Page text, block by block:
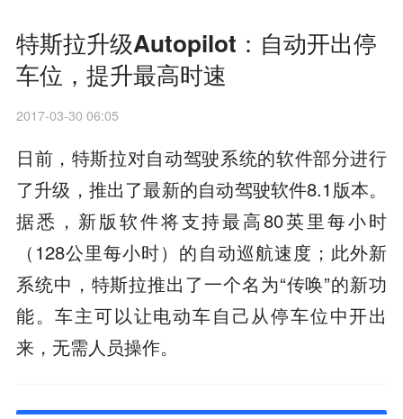
特斯拉升级Autopilot：自动开出停
车位，提升最高时速
2017-03-30 06:05
日前，特斯拉对自动驾驶系统的软件部分进行
了升级，推出了最新的自动驾驶软件8.1版本。
据悉，新版软件将支持最高80英里每小时
（128公里每小时）的自动巡航速度；此外新
系统中，特斯拉推出了一个名为“传唤”的新功
能。车主可以让电动车自己从停车位中开出
来，无需人员操作。